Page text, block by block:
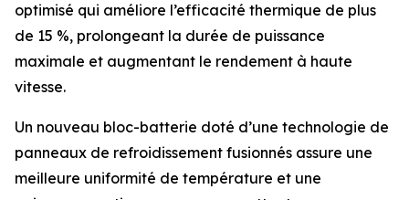
optimisé qui améliore l’efficacité thermique de plus
de 15 %, prolongeant la durée de puissance
maximale et augmentant le rendement à haute
vitesse.
Un nouveau bloc-batterie doté d’une technologie de
panneaux de refroidissement fusionnés assure une
meilleure uniformité de température et une